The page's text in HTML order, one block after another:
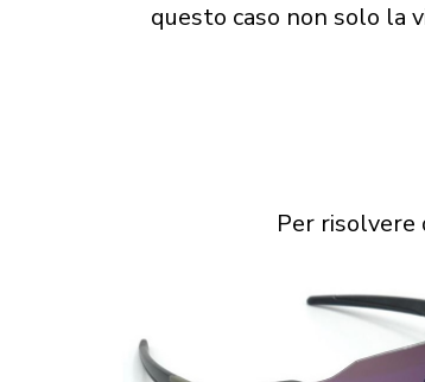
questo caso non solo la
Per risolvere